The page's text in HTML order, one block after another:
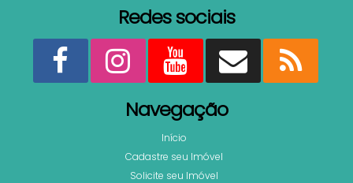
Redes sociais
Navegação
Início
Cadastre seu Imóvel
Solicite seu Imóvel